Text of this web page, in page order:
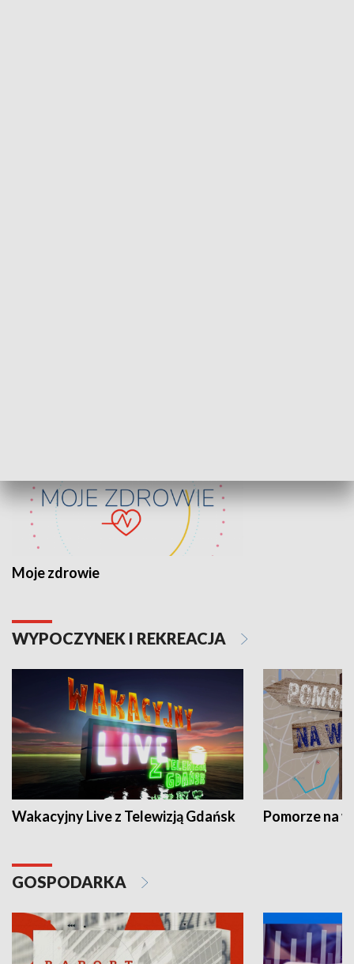
Moje zdrowie
WYPOCZYNEK I REKREACJA
Wakacyjny Live z Telewizją Gdańsk Pomorze na
GOSPODARKA